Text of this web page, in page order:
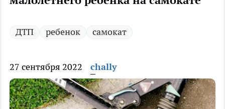
ДТП ребенок самокат
27 сентября 2022 chally